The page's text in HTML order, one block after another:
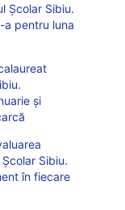
Școlar Sibiu.
a pentru luna
și
Sibiu.
în fiecare